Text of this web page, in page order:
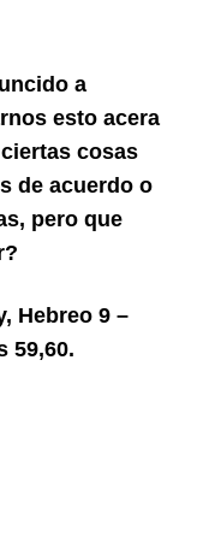
a
esto acera
cosas
de acuerdo o
pero que
Hebreo 9 –
59,60.